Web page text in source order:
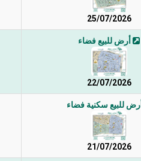
25/07/2026
أرض للبيع فضاء
22/07/2026
أرض للبيع سكنية فضاء
21/07/2026